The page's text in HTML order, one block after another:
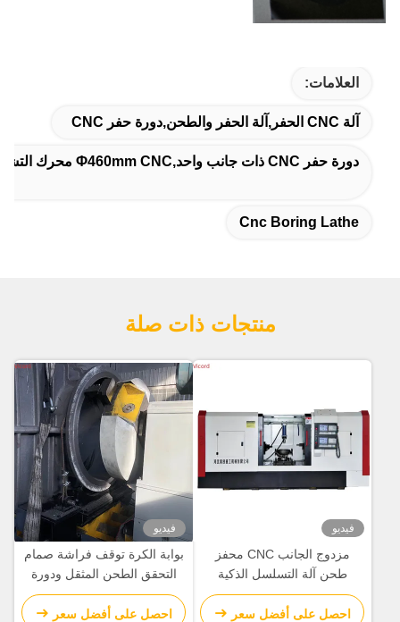
العلامات:
آلة CNC الحفر,آلة الحفر والطحن,دورة حفر CNC
دورة حفر CNC ذات جانب واحد,φ460mm CNC محرك التشغيل,محول حفر CNC 256r/min
Cnc Boring Lathe
منتجات ذات صلة
فيديو
مزدوج الجانب CNC محفز
طحن آلة التسلسل الذكية
بالكامل الآلية
احصل على أفضل سعر
فيديو
بوابة الكرة توقف فراشة صمام
التحقق الطحن المثقل ودورة
الجهاز الدوارة 50 R/Min
احصل على أفضل سعر